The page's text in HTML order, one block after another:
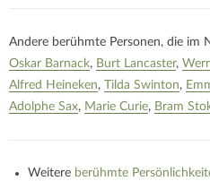
Andere berühmte Personen, die im
Oskar Barnack
Burt Lancaster
Alfred Heineken
Tilda Swinton
Adolphe Sax
Marie Curie Bram
Weitere berühmte